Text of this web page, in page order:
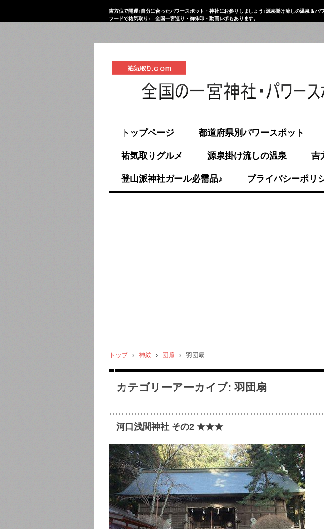
吉方位で開運♪自分に合ったパワースポット・神社にお参りしましょう♪源泉掛け流しの温泉＆パ
フードで祐気取り♪ 全国一宮巡り・御朱印・動画レポもあります。
トップページ 都道府県別パワースポット
祐気取りグルメ 源泉掛け流しの温泉 吉
登山派神社ガール必需品♪ プライバシーポリ
トップ › 神紋 › 団扇 › 羽団扇
カテゴリーアーカイブ: 羽団扇
河口浅間神社 その2 ★★★